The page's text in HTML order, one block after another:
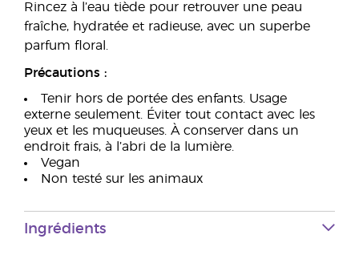
Rincez à l’eau tiède pour retrouver une peau
fraîche, hydratée et radieuse, avec un superbe
parfum floral.
Précautions :
Tenir hors de portée des enfants. Usage
externe seulement. Éviter tout contact avec les
yeux et les muqueuses. À conserver dans un
endroit frais, à l’abri de la lumière.
Vegan
Non testé sur les animaux
Ingrédients